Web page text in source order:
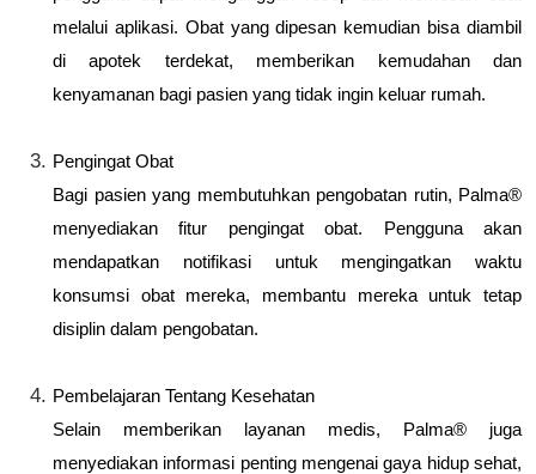
melalui aplikasi. Obat yang dipesan kemudian bisa diambil
di apotek terdekat, memberikan kemudahan dan
kenyamanan bagi pasien yang tidak ingin keluar rumah.
Pengingat Obat
Bagi pasien yang membutuhkan pengobatan rutin, Palma®
menyediakan fitur pengingat obat. Pengguna akan
mendapatkan notifikasi untuk mengingatkan waktu
konsumsi obat mereka, membantu mereka untuk tetap
disiplin dalam pengobatan.
Pembelajaran Tentang Kesehatan
Selain memberikan layanan medis, Palma® juga
menyediakan informasi penting mengenai gaya hidup sehat,